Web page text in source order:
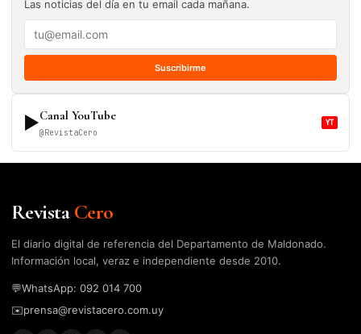
Las noticias del día en tu email cada mañana.
Suscribirme
▶Canal YouTube
@RevistaCero
YT
RevistaCero
El diario digital de referencia del Departamento de Maldonado.
Información local, veraz e independiente desde 2010.
💬WhatsApp: 092 014 700
✉️prensa@revistacero.com.uy